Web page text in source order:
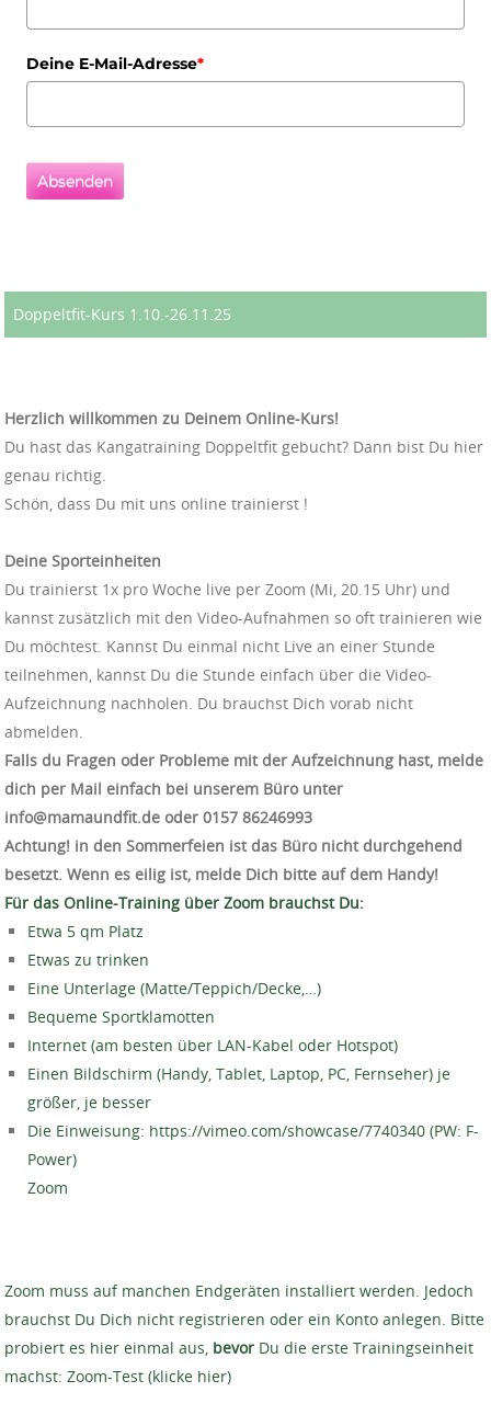
Deine E-Mail-Adresse*
Absenden
Doppeltfit-Kurs 1.10.-26.11.25
Herzlich willkommen zu Deinem Online-Kurs!
Du hast das Kangatraining Doppeltfit gebucht? Dann bist Du hier
genau richtig.
Schön, dass Du mit uns online trainierst !
Deine Sporteinheiten
Du trainierst 1x pro Woche live per Zoom (Mi, 20.15 Uhr) und
kannst zusätzlich mit den Video-Aufnahmen so oft trainieren wie
Du möchtest. Kannst Du einmal nicht Live an einer Stunde
teilnehmen, kannst Du die Stunde einfach über die Video-
Aufzeichnung nachholen. Du brauchst Dich vorab nicht
abmelden.
Falls du Fragen oder Probleme mit der Aufzeichnung hast, melde
dich per Mail einfach bei unserem Büro unter
info@mamaundfit.de oder ‭0157 86246993‬
Achtung! in den Sommerfeien ist das Büro nicht durchgehend
besetzt. Wenn es eilig ist, melde Dich bitte auf dem Handy!
Für das Online-Training über Zoom brauchst Du:
Etwa 5 qm Platz
Etwas zu trinken
Eine Unterlage (Matte/Teppich/Decke,…)
Bequeme Sportklamotten
Internet (am besten über LAN-Kabel oder Hotspot)
Einen Bildschirm (Handy, Tablet, Laptop, PC, Fernseher) je
größer, je besser
Die Einweisung: https://vimeo.com/showcase/7740340 (PW: F-
Power)
Zoom
Zoom muss auf manchen Endgeräten installiert werden. Jedoch
brauchst Du Dich nicht registrieren oder ein Konto anlegen. Bitte
probiert es hier einmal aus, bevor Du die erste Trainingseinheit
machst: Zoom-Test (klicke hier)